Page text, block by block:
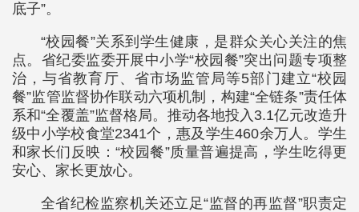
底子”。
“校园餐”关系到学生健康，是群众关心关注的焦
点。省纪委监委开展中小学“校园餐”突出问题专项整
治，与省教育厅、省市场监管局等5部门建立“校园
餐”监管监督协作联动六项机制，构建“全链条”责任体
系和“全覆盖”监督格局。推动各地投入3.1亿元改造升
级中小学校食堂2341个，惠及学生460余万人。学生
和家长们反映：“校园餐”质量普遍提高，学生吃得更
安心、家长更放心。
全省纪检监察机关还立足“监督的再监督”职责定